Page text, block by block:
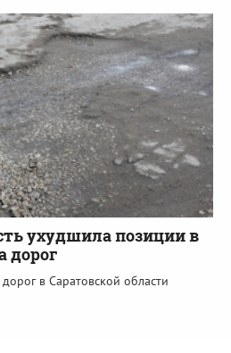
ухудшила позиции в
дорог
в Саратовской области